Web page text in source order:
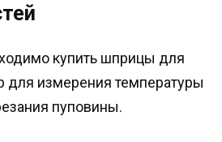
купить шприцы для
для измерения температуры
пуповины.